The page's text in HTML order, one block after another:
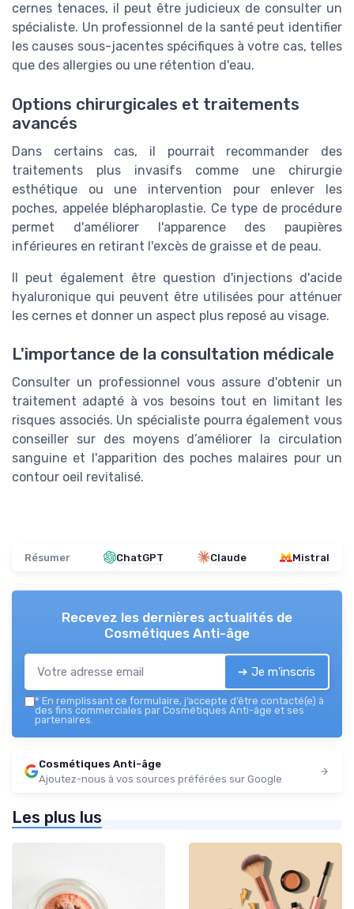
cernes tenaces, il peut être judicieux de consulter un
spécialiste. Un professionnel de la santé peut identifier
les causes sous-jacentes spécifiques à votre cas, telles
que des allergies ou une rétention d'eau.
Options chirurgicales et traitements
avancés
Dans certains cas, il pourrait recommander des
traitements plus invasifs comme une chirurgie
esthétique ou une intervention pour enlever les
poches, appelée blépharoplastie. Ce type de procédure
permet d'améliorer l'apparence des paupières
inférieures en retirant l'excès de graisse et de peau.
Il peut également être question d'injections d'acide
hyaluronique qui peuvent être utilisées pour atténuer
les cernes et donner un aspect plus reposé au visage.
L'importance de la consultation médicale
Consulter un professionnel vous assure d'obtenir un
traitement adapté à vos besoins tout en limitant les
risques associés. Un spécialiste pourra également vous
conseiller sur des moyens d’améliorer la circulation
sanguine et l'apparition des poches malaires pour un
contour oeil revitalisé.
Résumer ChatGPT Claude Mistral
Recevez les dernières actualités de
Cosmétiques Anti-âge
➔ Je m'inscris
* En remplissant ce formulaire, j’accepte d’être contacté(e) à
des fins commerciales par Cosmétiques Anti-âge et ses
partenaires.
Cosmétiques Anti-âge
Ajoutez-nous à vos sources préférées sur Google
Les plus lus